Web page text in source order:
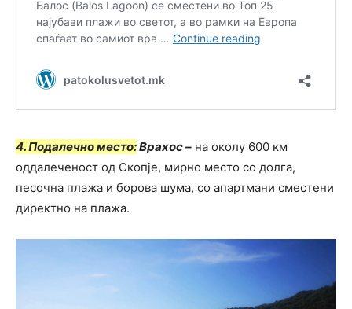
4. Подалечно место:Врахос– на околу 600 км
оддалеченост од Скопје, мирно место со долга,
песочна плажа и борова шума, со апартмани сместени
директно на плажа.